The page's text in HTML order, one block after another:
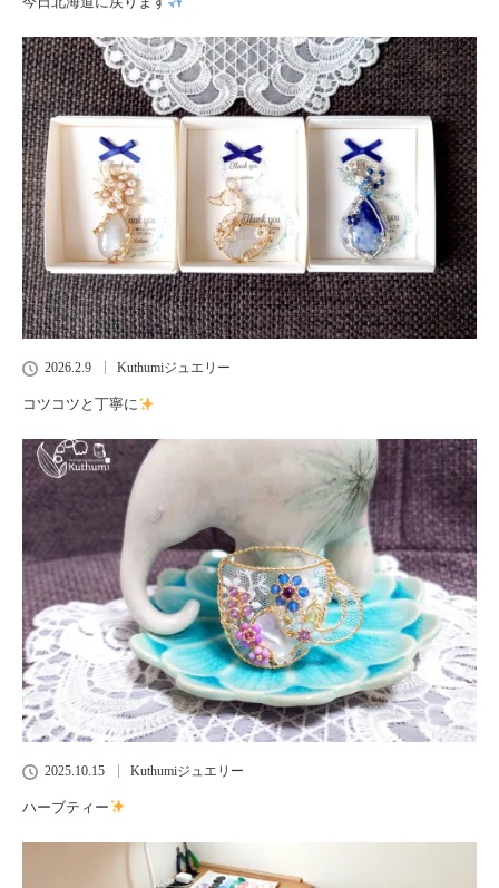
2026.2.9 Kuthumiジュエリー
コツコツと丁寧に
2025.10.15 Kuthumiジュエリー
ハーブティー